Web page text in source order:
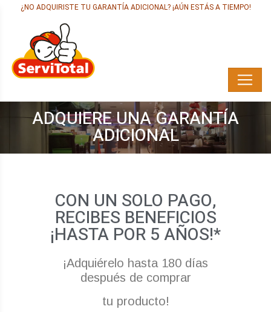
¿NO ADQUIRISTE TU GARANTÍA ADICIONAL? ¡AÚN ESTÁS A TIEMPO!
ADQUIERE UNA GARANTÍA
ADICIONAL
CON UN SOLO PAGO,
RECIBES BENEFICIOS
¡HASTA POR 5 AÑOS!*
¡Adquiérelo hasta 180 días
después de comprar
tu producto!